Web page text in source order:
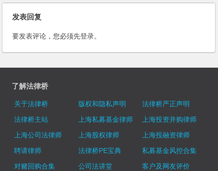
定股权比例是否可以？
发表回复
要发表评论，您必须先登录。
了解法律桥
关于法律桥 版权和隐私声明
法律桥严正声明
法律桥主站
上海私募基金律师
上海投资并购律师
上海公司法律师
上海股权律师
上海投融资律师
聘请律师
法律桥PE宝典
私募基金风控合集
对赌回购合集
公司法讲堂
客户及网友评价